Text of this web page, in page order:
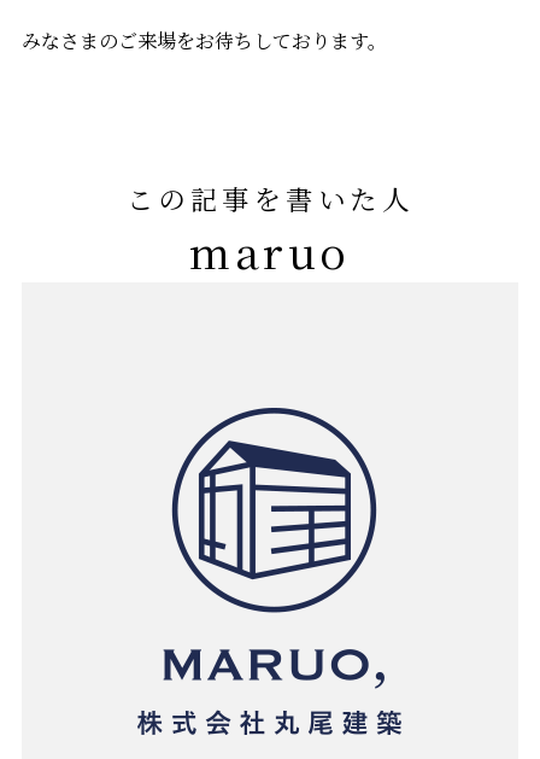
みなさまのご来場をお待ちしております。
この記事を書いた人
maruo